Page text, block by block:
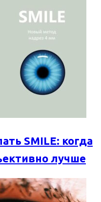
SMILE: когда
лучше